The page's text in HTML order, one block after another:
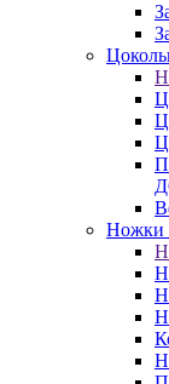
Ножки